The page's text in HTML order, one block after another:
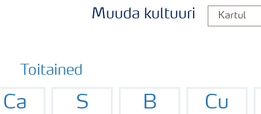
Muuda kultuuri
Toitained
Ca S B Cu